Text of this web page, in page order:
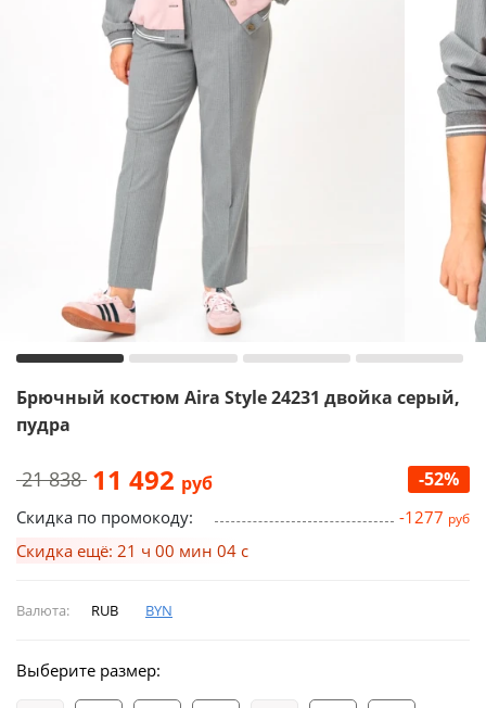
Брючный костюм Aira Style 24231 двойка серый,
пудра
21 838 11 492 руб -52%
Скидка по промокоду: -1277 руб
Скидка ещё: 21 ч 00 мин 03 с
Валюта: RUB BYN
Выберите размер: